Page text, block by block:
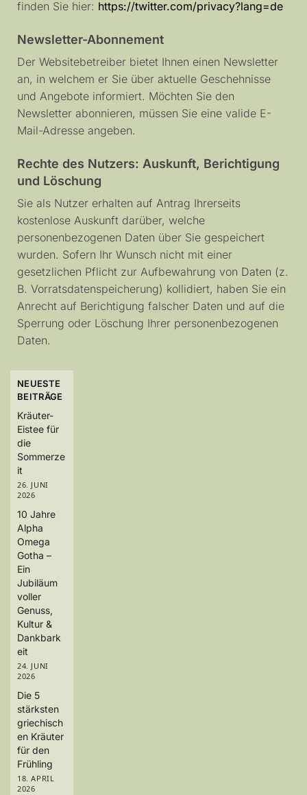
finden Sie hier: https://twitter.com/privacy?lang=de
Newsletter-Abonnement
Der Websitebetreiber bietet Ihnen einen Newsletter
an, in welchem er Sie über aktuelle Geschehnisse
und Angebote informiert. Möchten Sie den
Newsletter abonnieren, müssen Sie eine valide E-
Mail-Adresse angeben.
Rechte des Nutzers: Auskunft, Berichtigung
und Löschung
Sie als Nutzer erhalten auf Antrag Ihrerseits
kostenlose Auskunft darüber, welche
personenbezogenen Daten über Sie gespeichert
wurden. Sofern Ihr Wunsch nicht mit einer
gesetzlichen Pflicht zur Aufbewahrung von Daten (z.
B. Vorratsdatenspeicherung) kollidiert, haben Sie ein
Anrecht auf Berichtigung falscher Daten und auf die
Sperrung oder Löschung Ihrer personenbezogenen
Daten.
NEUESTE
BEITRÄGE
Kräuter-
Eistee für
die
Sommerze
it
26. JUNI
2026
10 Jahre
Alpha
Omega
Gotha –
Ein
Jubiläum
voller
Genuss,
Kultur &
Dankbark
eit
24. JUNI
2026
Die 5
stärksten
griechisch
en Kräuter
für den
Frühling
18. APRIL
2026